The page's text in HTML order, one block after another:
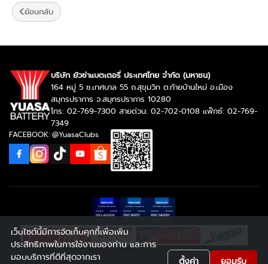
ย้อนกลับ
บริษัท ยัวซ่าแบตเตอรี่ ประเทศไทย จำกัด (มหาชน)
164 หมู่ 5 ซ.เทศบาล 55 ถ.สุขุมวิท ต.ท้ายบ้านใหม่ อ.เมือง
สมุทรปราการ จ.สมุทรปราการ 10280
โทร: 02-769-7300 สายด่วน: 02-702-0108 แฟ็กซ์: 02-769-
7349
FACEBOOK: @YuasaClubs
เว็บไซต์นี้มีการจัดเก็บคุกกี้เพื่อเพิ่ม
ประสิทธิภาพในการใช้งานของท่าน และการ
มอบบริการที่ดีที่สุดจากเรา
ตั้งค่า ยอมรับ